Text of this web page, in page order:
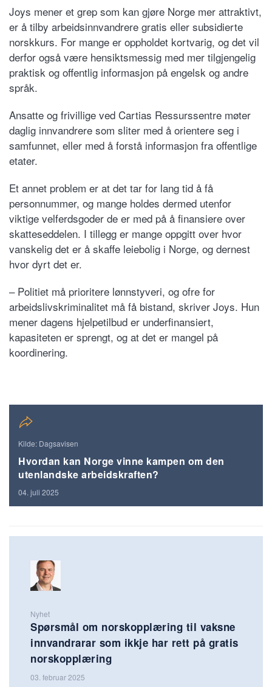
Joys mener et grep som kan gjøre Norge mer attraktivt,
er å tilby arbeidsinnvandrere gratis eller subsidierte
norskkurs. For mange er oppholdet kortvarig, og det vil
derfor også være hensiktsmessig med mer tilgjengelig
praktisk og offentlig informasjon på engelsk og andre
språk.
Ansatte og frivillige ved Cartias Ressurssentre møter
daglig innvandrere som sliter med å orientere seg i
samfunnet, eller med å forstå informasjon fra offentlige
etater.
Et annet problem er at det tar for lang tid å få
personnummer, og mange holdes dermed utenfor
viktige velferdsgoder de er med på å finansiere over
skatteseddelen. I tillegg er mange oppgitt over hvor
vanskelig det er å skaffe leiebolig i Norge, og dernest
hvor dyrt det er.
– Politiet må prioritere lønnstyveri, og ofre for
arbeidslivskriminalitet må få bistand, skriver Joys. Hun
mener dagens hjelpetilbud er underfinansiert,
kapasiteten er sprengt, og at det er mangel på
koordinering.
Kilde: Dagsavisen
Hvordan kan Norge vinne kampen om den
utenlandske arbeidskraften?
04. juli 2025
Nyhet
Spørsmål om norskopplæring til vaksne
innvandrarar som ikkje har rett på gratis
norskopplæring
03. februar 2025